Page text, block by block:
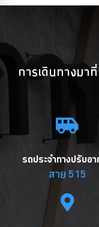
การเดินทางม
รถประจำทางปรับอ
สาย 515